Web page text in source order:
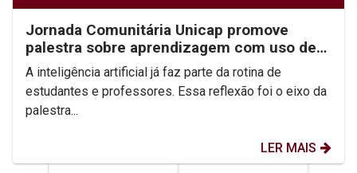
Jornada Comunitária Unicap promove
palestra sobre aprendizagem com uso de
IA
A inteligência artificial já faz parte da rotina de
estudantes e professores. Essa reflexão foi o eixo da
palestra...
LER MAIS